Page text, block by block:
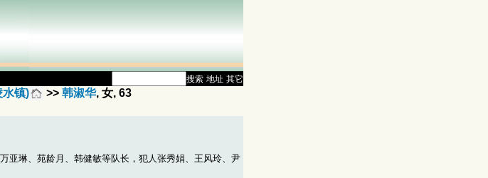
搜索 地址 其它
水镇) >> 韩淑华, 女, 63
亚琳、苑龄月、韩健敏等队长，犯人张秀娟、王风玲、尹